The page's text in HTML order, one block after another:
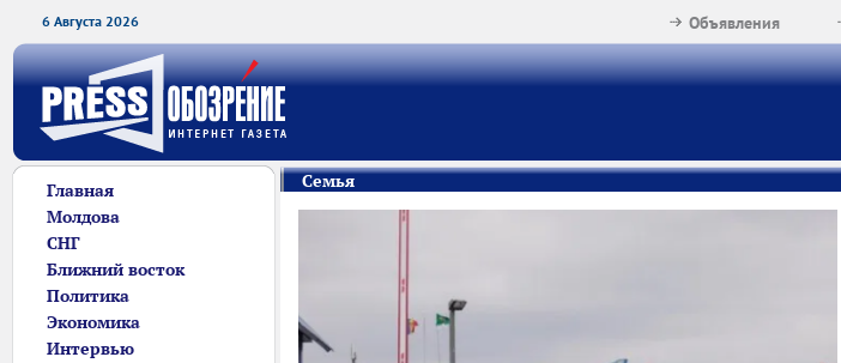
6 Августа 2026 Объявления
Главная
Молдова
СНГ
Ближний восток
Политика
Экономика
Интервью
Семья